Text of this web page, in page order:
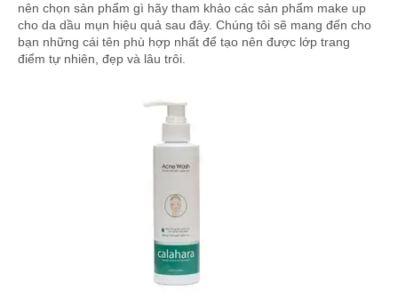
nên chọn sản phẩm gì hãy tham khảo các sản phẩm make up
cho da dầu mụn hiệu quả sau đây. Chúng tôi sẽ mang đến cho
bạn những cái tên phù hợp nhất để tạo nên được lớp trang
điểm tự nhiên, đẹp và lâu trôi.